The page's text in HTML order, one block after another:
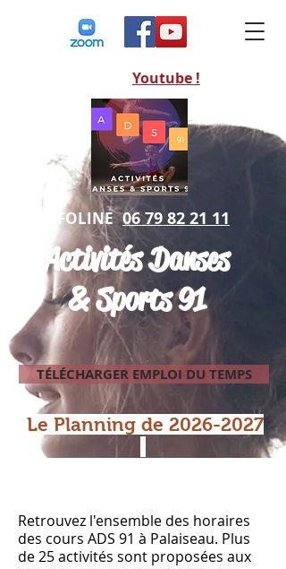
Activités Danses
& Sports 91
Youtube !
INFOLINE 06 79 82 21 11
TÉLÉCHARGER EMPLOI DU TEMPS
Le Planning de 2026-2027
Retrouvez l'ensemble des horaires
des cours ADS 91 à Palaiseau. Plus
de 25 activités sont proposées aux